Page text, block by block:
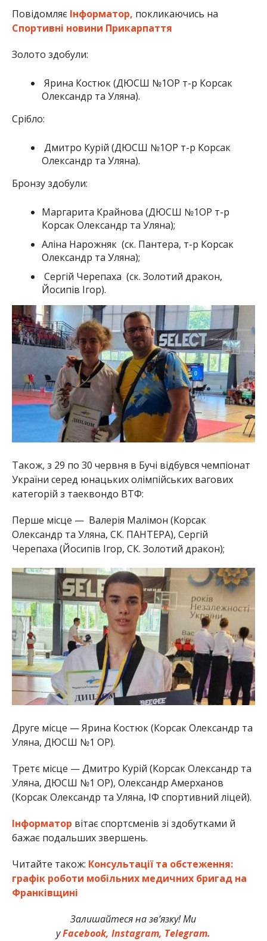
Повідомляє Інформатор, покликаючись на
Спортивні новини Прикарпаття
Золото здобули:
Ярина Костюк (ДЮСШ №1ОР т-р Корсак
Олександр та Уляна).
Срібло:
Дмитро Курій (ДЮСШ №1ОР т-р Корсак
Олександр та Уляна).
Бронзу здобули:
Маргарита Крайнова (ДЮСШ №1ОР т-р
Корсак Олександр та Уляна);
Аліна Нарожняк (ск. Пантера, т-р Корсак
Олександр та Уляна);
Сергій Черепаха (ск. Золотий дракон,
Йосипів Ігор).
Також, з 29 по 30 червня в Бучі відбувся чемпіонат
України серед юнацьких олімпійських вагових
категорій з таеквондо ВТФ:
Перше місце — Валерія Малімон (Корсак
Олександр та Уляна, СК. ПАНТЕРА), Сергій
Черепаха (Йосипів Ігор, СК. Золотий дракон);
Друге місце — Ярина Костюк (Корсак Олександр та
Уляна, ДЮСШ №1 ОР).
Третє місце — Дмитро Курій (Корсак Олександр та
Уляна, ДЮСШ №1 ОР), Олександр Амерханов
(Корсак Олександр та Уляна, ІФ спортивний ліцей).
Інформатор вітає спортсменів зі здобутками й
бажає подальших звершень.
Читайте також: Консультації та обстеження:
графік роботи мобільних медичних бригад на
Франківщині
Залишайтеся на зв’язку! Ми
уFacebook,Instagram, Telegram.